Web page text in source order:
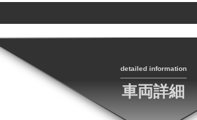
detailed information
車両詳細